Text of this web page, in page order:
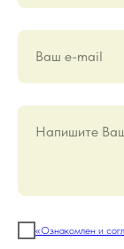
Ваш е-mail
Напишите
«Ознакомлен и